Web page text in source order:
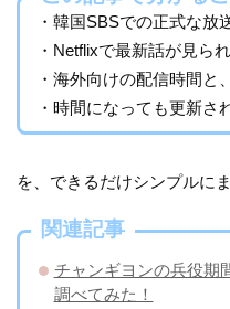
・韓国SBSでの正式な放
・Netflixで最新話が見ら
・海外向けの配信時間と
・時間になっても更新さ
を、できるだけシンプルに
関連記事
チャンギヨンの兵役期
調べてみた！